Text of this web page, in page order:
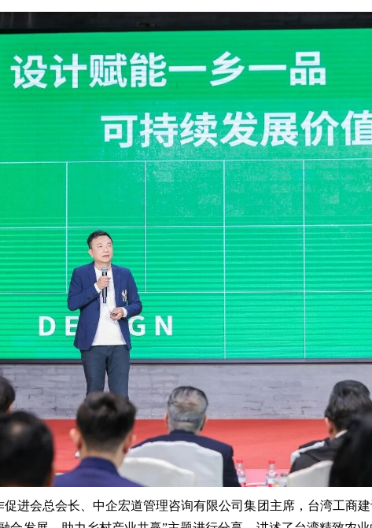
促进会总会长、中企宏道管理咨询有限公司集团主席，台湾工商